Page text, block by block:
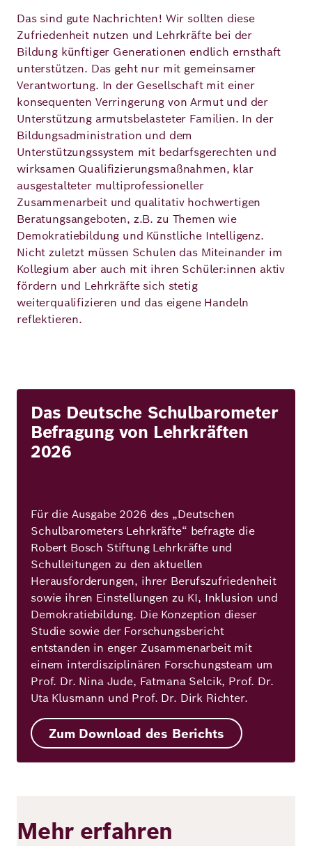
Das sind gute Nachrichten! Wir sollten diese
Zufriedenheit nutzen und Lehrkräfte bei der
Bildung künftiger Generationen endlich ernsthaft
unterstützen. Das geht nur mit gemeinsamer
Verantwortung. In der Gesellschaft mit einer
konsequenten Verringerung von Armut und der
Unterstützung armutsbelasteter Familien. In der
Bildungsadministration und dem
Unterstützungssystem mit bedarfsgerechten und
wirksamen Qualifizierungsmaßnahmen, klar
ausgestalteter multiprofessioneller
Zusammenarbeit und qualitativ hochwertigen
Beratungsangeboten, z.B. zu Themen wie
Demokratiebildung und Künstliche Intelligenz.
Nicht zuletzt müssen Schulen das Miteinander im
Kollegium aber auch mit ihren Schüler:innen aktiv
fördern und Lehrkräfte sich stetig
weiterqualifizieren und das eigene Handeln
reflektieren.
Das Deutsche Schulbarometer
Befragung von Lehrkräften
2026
Für die Ausgabe 2026 des „Deutschen
Schulbarometers Lehrkräfte“ befragte die
Robert Bosch Stiftung Lehrkräfte und
Schulleitungen zu den aktuellen
Herausforderungen, ihrer Berufszufriedenheit
sowie ihren Einstellungen zu KI, Inklusion und
Demokratiebildung. Die Konzeption dieser
Studie sowie der Forschungsbericht
entstanden in enger Zusammenarbeit mit
einem interdisziplinären Forschungsteam um
Prof. Dr. Nina Jude, Fatmana Selcik, Prof. Dr.
Uta Klusmann und Prof. Dr. Dirk Richter.
Zum Download des Berichts
Mehr erfahren